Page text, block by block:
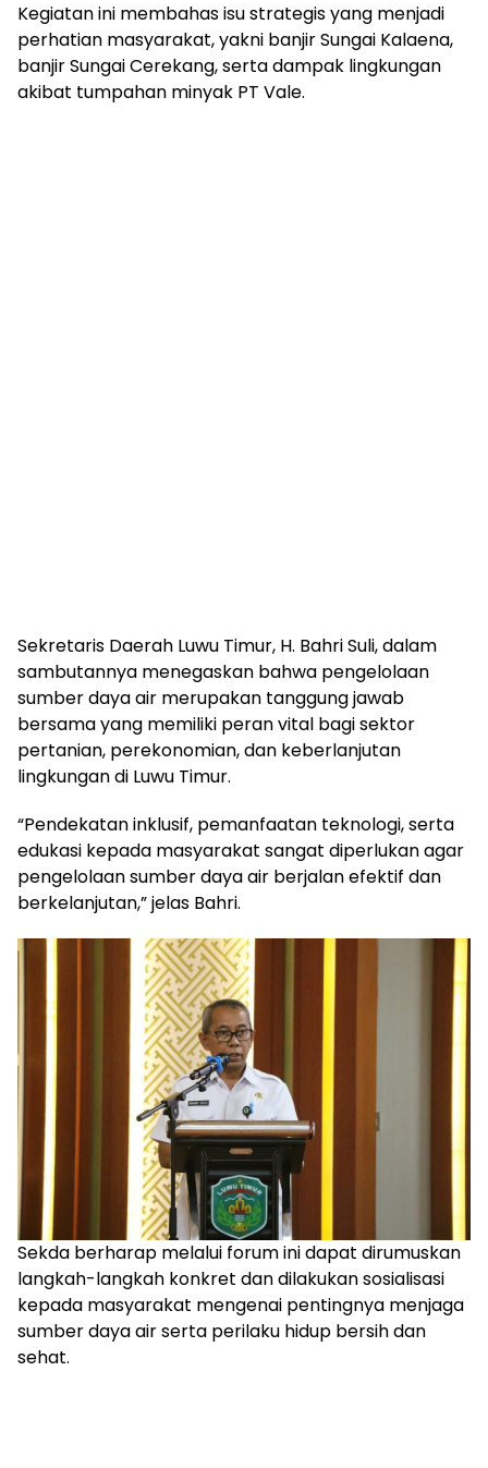
Kegiatan ini membahas isu strategis yang menjadi
perhatian masyarakat, yakni banjir Sungai Kalaena,
banjir Sungai Cerekang, serta dampak lingkungan
akibat tumpahan minyak PT Vale.
Sekretaris Daerah Luwu Timur, H. Bahri Suli, dalam
sambutannya menegaskan bahwa pengelolaan
sumber daya air merupakan tanggung jawab
bersama yang memiliki peran vital bagi sektor
pertanian, perekonomian, dan keberlanjutan
lingkungan di Luwu Timur.
“Pendekatan inklusif, pemanfaatan teknologi, serta
edukasi kepada masyarakat sangat diperlukan agar
pengelolaan sumber daya air berjalan efektif dan
berkelanjutan,” jelas Bahri.
Sekda berharap melalui forum ini dapat dirumuskan
langkah-langkah konkret dan dilakukan sosialisasi
kepada masyarakat mengenai pentingnya menjaga
sumber daya air serta perilaku hidup bersih dan
sehat.